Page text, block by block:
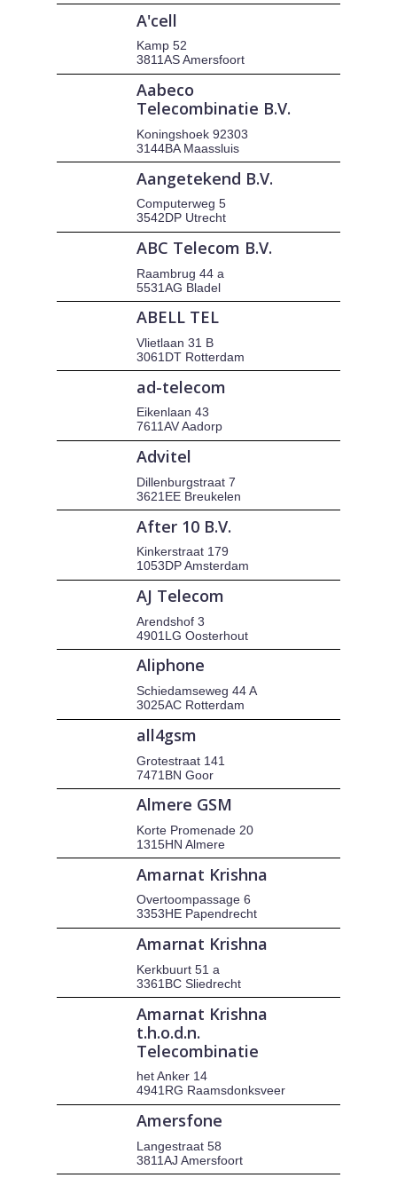
A'cell
Kamp 52
3811AS Amersfoort
Aabeco
Telecombinatie B.V.
Koningshoek 92303
3144BA Maassluis
Aangetekend B.V.
Computerweg 5
3542DP Utrecht
ABC Telecom B.V.
Raambrug 44 a
5531AG Bladel
ABELL TEL
Vlietlaan 31 B
3061DT Rotterdam
ad-telecom
Eikenlaan 43
7611AV Aadorp
Advitel
Dillenburgstraat 7
3621EE Breukelen
After 10 B.V.
Kinkerstraat 179
1053DP Amsterdam
AJ Telecom
Arendshof 3
4901LG Oosterhout
Aliphone
Schiedamseweg 44 A
3025AC Rotterdam
all4gsm
Grotestraat 141
7471BN Goor
Almere GSM
Korte Promenade 20
1315HN Almere
Amarnat Krishna
Overtoompassage 6
3353HE Papendrecht
Amarnat Krishna
Kerkbuurt 51 a
3361BC Sliedrecht
Amarnat Krishna
t.h.o.d.n.
Telecombinatie
het Anker 14
4941RG Raamsdonksveer
Amersfone
Langestraat 58
3811AJ Amersfoort